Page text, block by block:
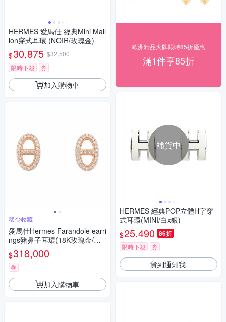
HERMES 愛馬仕 經典Mini Mail
lon穿式耳環 (NOIR/玫瑰金)
$30,875 $32,500
限時下殺
券
加入購物車
稀少收藏
愛馬仕Hermes Farandole earri
ngs豬鼻子耳環(18K玫瑰金/鑽
石)
$318,000
券
加入購物車
歐洲精品大牌限時85折優惠
滿1件享85折
補貨中
HERMES 經典POP立體H字穿
式耳環(MINI/白x銀)
$25,490 86折
限時下殺 券
貨到通知我